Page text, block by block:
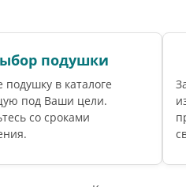
подушки
в каталоге
под Ваши цели.
со сроками